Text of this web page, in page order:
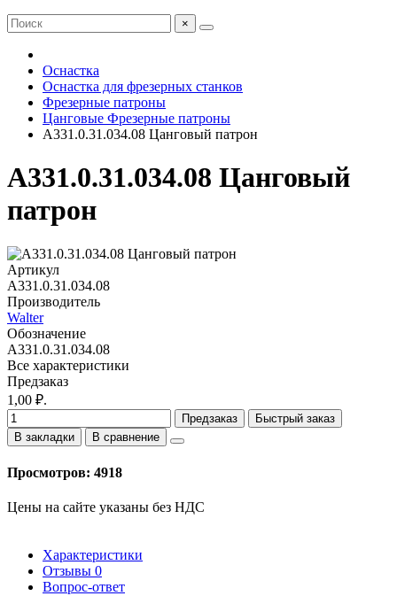
×
Оснастка
Оснастка для фрезерных станков
Фрезерные патроны
Цанговые Фрезерные патроны
A331.0.31.034.08 Цанговый патрон
A331.0.31.034.08 Цанговый
патрон
Артикул
A331.0.31.034.08
Производитель
Walter
Обозначение
A331.0.31.034.08
Все характеристики
Предзаказ
1,00 ₽.
Предзаказ
Быстрый заказ
В закладки
В сравнение
Просмотров: 4918
Цены на сайте указаны без НДС
Характеристики
Отзывы 0
Вопрос-ответ